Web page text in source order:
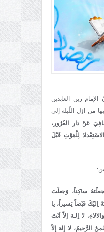
زين العابدين
من اوّل اللّيلة إلى
عَنْ دارِ الغُرُورِ،
لِلْمَوْتِ قَبْلَ
ساكِناً، وَجَعَلْتَ
اِليْكَ قَبْضاً يَسيراً، يا
لا اِلـهَ إلاّ اَنْتَ
الرَّحيمُ، لا إلهَ إلاّ